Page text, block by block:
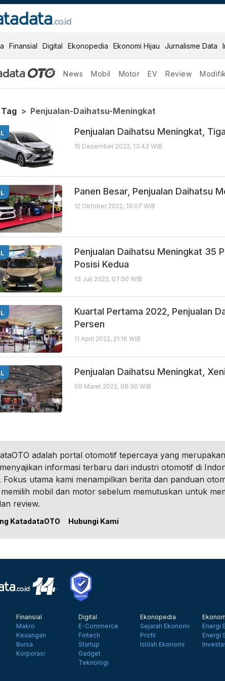
Finansial Digital Ekonopedia Ekonomi Hijau Jurnalisme Data
News Mobil Motor EV Review
Daihatsu
Terbaru
Tag Penjualan-Daihatsu-Meningkat
Penjualan Daihatsu Meningkat,
15 Desember 2022, 13:43 WIB
Panen Besar, Penjualan Daihatsu
12 Oktober 2022, 19:07 WIB
Penjualan Daihatsu Meningkat 35
Posisi Kedua
13 Juli 2022, 07:50 WIB
Kuartal Pertama 2022, Penjualan
Persen
11 April 2022, 21:16 WIB
Penjualan Daihatsu Meningkat,
09 Maret 2022, 08:30 WIB
adalah portal otomotif tepercaya yang
informasi terbaru dari industri otomotif di
Fokus utama kami menampilkan berita dan panduan
mobil dan motor sebelum memutuskan untuk
review.
KatadataOTO Hubungi Kami
Finansial
Makro
Keuangan
Bursa
Korporasi
Digital
E-Commerce
Fintech
Startup
Gadget
Teknologi
Ekonopedia
Sejarah Ekonomi
Profil
Istilah Ekonomi
Energi
Energi